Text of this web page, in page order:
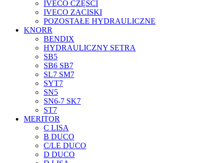
IVECO CZĘŚCI
IVECO ZACISKI
POZOSTAŁE HYDRAULICZNE
KNORR
BENDIX
HYDRAULICZNY SETRA
SB5
SB6 SB7
SL7 SM7
SYT7
SN5
SN6-7 SK7
ST7
MERITOR
C LISA
B DUCO
C/LE DUCO
D DUCO